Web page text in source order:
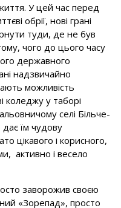
У цей час перед
обрії, нові грані
туди, де не був
чого до цього часу
державного
надзвичайно
можливість
коледжу у таборі
селі Більче-
їм чудову
цікавого і корисного,
активно і весело
заворожив своєю
«Зорепад», просто